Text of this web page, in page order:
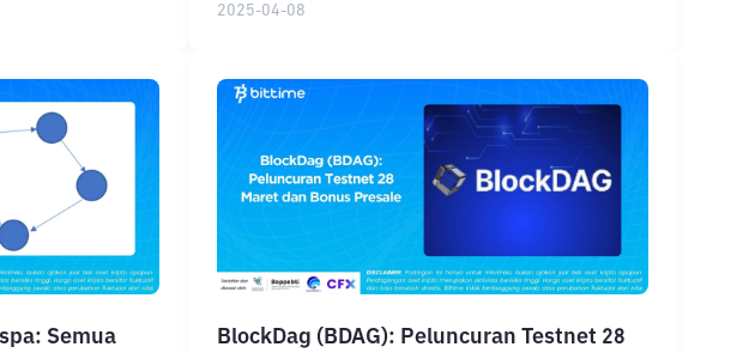
2025-04-08
Semua
BlockDag (BDAG): Peluncuran Testnet 28